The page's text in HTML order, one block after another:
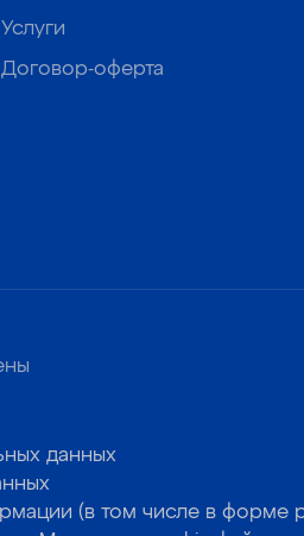
Услуги
Договор-оферта
данных
(в том числе в форме